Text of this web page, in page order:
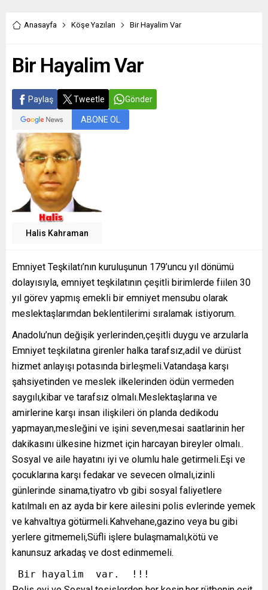
Anasayfa Köşe Yazıları Bir Hayalim Var
Bir Hayalim Var
Paylaş Tweetle Gönder
ABONE OL
Halis Kahraman
Emniyet Teşkilatı’nın kuruluşunun 179’uncu yıl dönümü
dolayısıyla, emniyet teşkilatının çeşitli birimlerde fiilen 30
yıl görev yapmış emekli bir emniyet mensubu olarak
meslektaşlarımdan beklentilerimi sıralamak istiyorum.
Anadolu’nun değişik yerlerinden,çeşitli duygu ve arzularla
Emniyet teşkilatına girenler halka tarafsız,adil ve dürüst
hizmet anlayışı potasında birleşmeli.Vatandaşa karşı
şahsiyetinden ve meslek ilkelerinden ödün vermeden
saygılı,kibar ve tarafsız olmalı.Meslektaşlarına ve
amirlerine karşı insan ilişkileri ön planda dedikodu
yapmayan,mesleğini ve işini seven,mesai saatlarinin her
dakikasını ülkesine hizmet için harcayan bireyler olmalı..
Sosyal ve aile hayatını iyi ve olumlu hale getirmeli.Eşi ve
çocuklarına karşı fedakar ve sevecen olmalı,izinli
günlerinde sinama,tiyatro vb gibi sosyal faliyetlere
katılmalı en az ayda bir kere ailesini polis evlerinde yemek
ve kahvaltıya götürmeli.Kahvehane,gazino veya bu gibi
yerlere gitmemeli,Süfli işlere bulaşmamalı,kötü ve
kanunsuz arkadaş ve dost edinmemeli.
Bir hayalim  var.  !!!